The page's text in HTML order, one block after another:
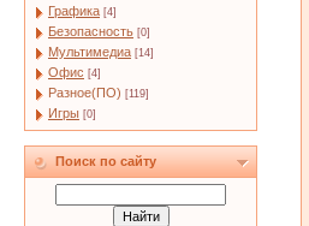
Графика [4]
Безопасность [0]
Мультимедиа [14]
Офис [4]
Разное(ПО) [119]
Игры [0]
Поиск по сайту